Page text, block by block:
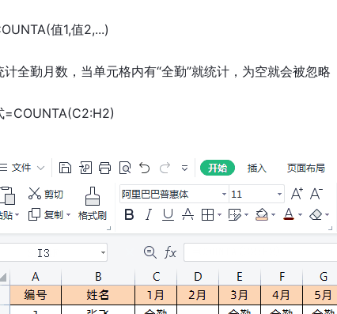
值1,值2,...)
计全勤月数，当单元格内有“全勤”就统计，为空就会被忽略
=COUNTA(C2:H2)